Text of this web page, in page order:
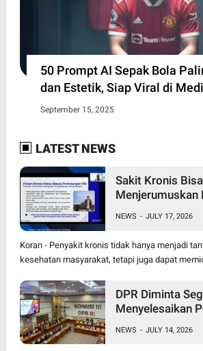
50 Prompt AI Sepak Bola
dan Estetik, Siap Viral di
September 15, 2025
LATEST NEWS
Sakit Kronis Bisa
Menjerumuskan
Perlindungan PBI
Kesehatan Jadi
NEWS - JULY 17, 2026
Koran - Penyakit kronis tidak hanya menjadi
kesehatan masyarakat, tetapi juga dapat
DPR Diminta
Menyelesaikan
NEWS - JULY 14, 2026